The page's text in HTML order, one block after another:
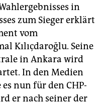
in
zum Sieger erklärt
vom
Kılıçdaroğlu. Seine
in Ankara wird
In den Medien
nun für den CHP-
er nach seiner der